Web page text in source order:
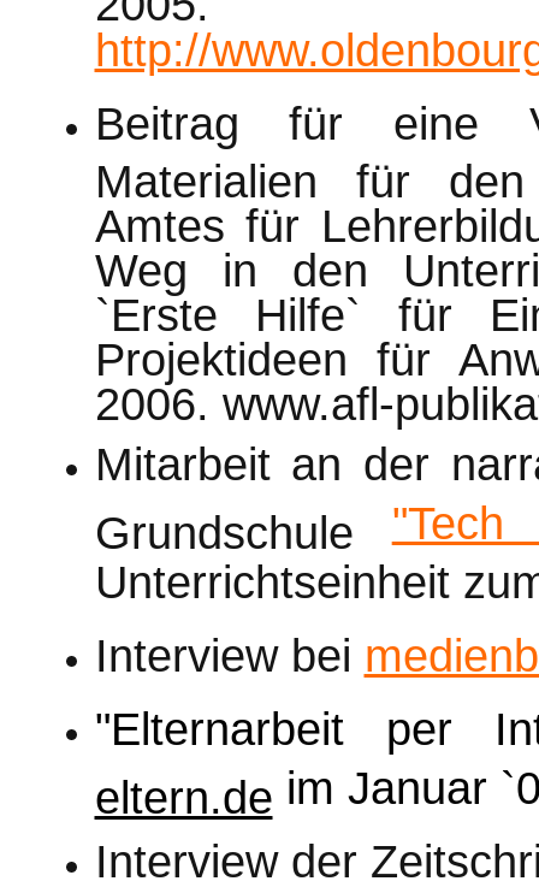
http://
Beitrag für eine
Materialien für
Amtes für
Weg in den
`Erste Hilfe` für
Projektideen für
2006. www.afl-
Mitarbeit an der
Grundschule
Unterrichtseinheit
Interview bei
"Elternarbeit per
eltern.de im Januar
Interview der